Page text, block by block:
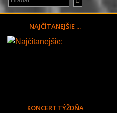
NAJČÍTANEJŠIE ...
KONCERT TÝŽDŇA